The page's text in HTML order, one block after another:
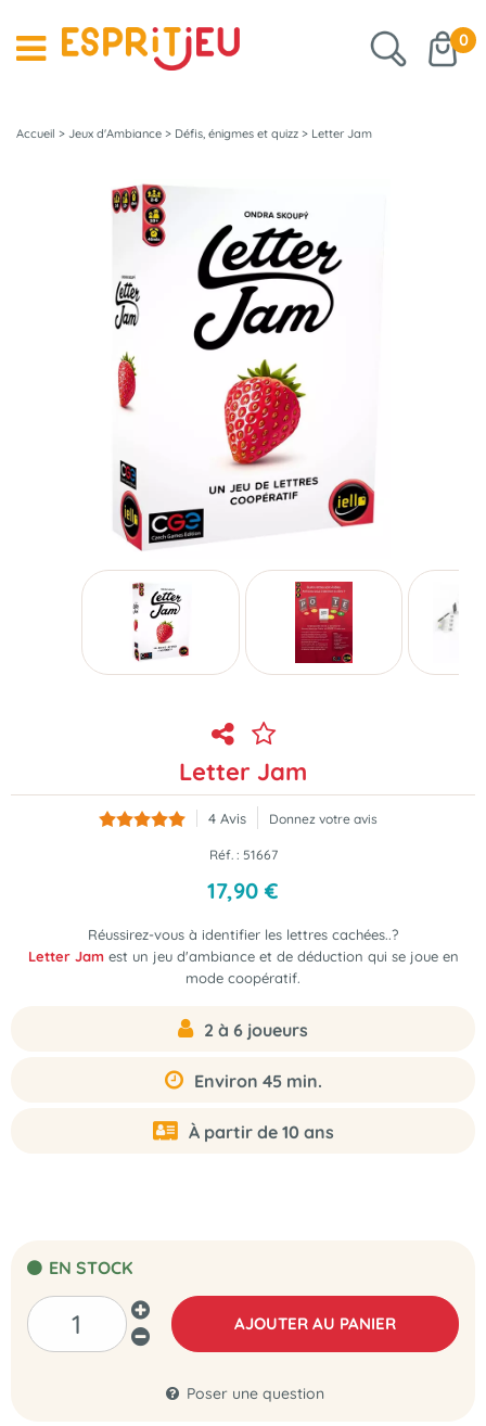
0
Accueil > Jeux d'Ambiance > Défis, énigmes et quizz > Letter Jam
Letter Jam
4 Avis Donnez votre avis
Réf. : 51667
17,90 €
Réussirez-vous à identifier les lettres cachées..?
Letter Jamest un jeu d'ambiance et de déduction qui se joue en
mode coopératif.
2 à 6 joueurs
Environ 45 min.
À partir de 10 ans
EN STOCK
AJOUTER AU PANIER
Poser une question